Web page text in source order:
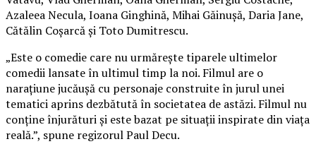
Azaleea Necula, Ioana Ginghină, Mihai Găinușă, Daria Jane,
Cătălin Coșarcă și Toto Dumitrescu.
„Este o comedie care nu urmărește tiparele ultimelor
comedii lansate în ultimul timp la noi. Filmul are o
narațiune jucăușă cu personaje construite în jurul unei
tematici aprins dezbătută în societatea de astăzi. Filmul nu
conține înjurături și este bazat pe situații inspirate din viața
reală.”, spune regizorul Paul Decu.